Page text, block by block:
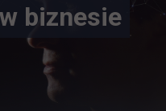
biznesie